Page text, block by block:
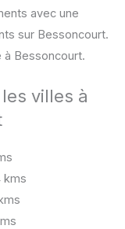
avec une
sur Bessoncourt.
à Bessoncourt.
villes à